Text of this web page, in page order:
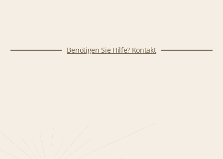
Benötigen Sie Hilfe? Kontakt